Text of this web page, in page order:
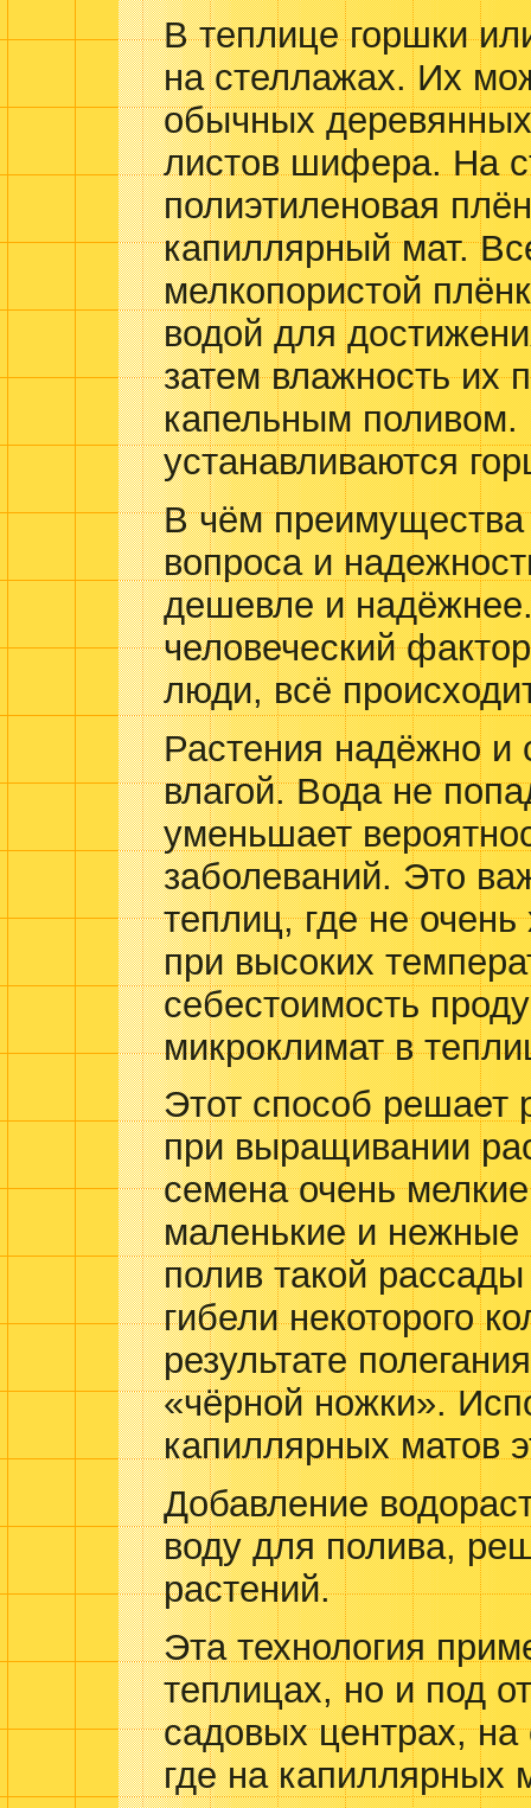
В теплице горшки
на стеллажах. Их
обычных
листов шифера. На
полиэтиленовая
капиллярный мат.
мелкопористой
водой для
затем влажность их
капельным
устанавливаются
В чём преимущества
вопроса и
дешевле и
человеческий
люди, всё
Растения надёжно и
влагой. Вода не
уменьшает
заболеваний. Это
теплиц, где не
при высоких
себестоимость
микроклимат в
Этот способ решает
при выращивании
семена очень
маленькие и нежные
полив такой
гибели некоторого
результате
«чёрной ножки».
капиллярных матов
Добавление
воду для полива,
растений.
Эта технология
теплицах, но и под
садовых центрах,
где на капиллярных